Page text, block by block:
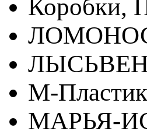
Коробки,
М-
МАРЬЯ-